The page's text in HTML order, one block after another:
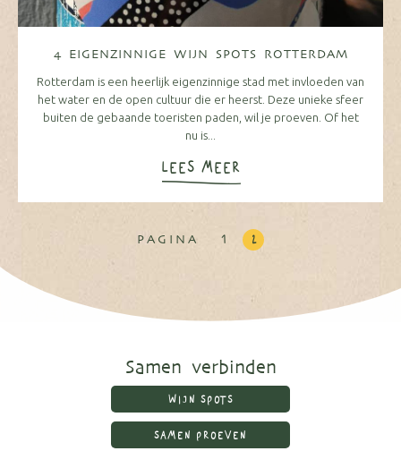
4 EIGENZINNIGE WIJN SPOTS ROTTERDAM
Rotterdam is een heerlijk eigenzinnige stad met invloeden van
het water en de open cultuur die er heerst. Deze unieke sfeer
buiten de gebaande toeristen paden, wil je proeven. Of het
nu is...
LEES MEER
PAGINA 1 2
Samen verbinden
WIJN SPOTS
SAMEN PROEVEN